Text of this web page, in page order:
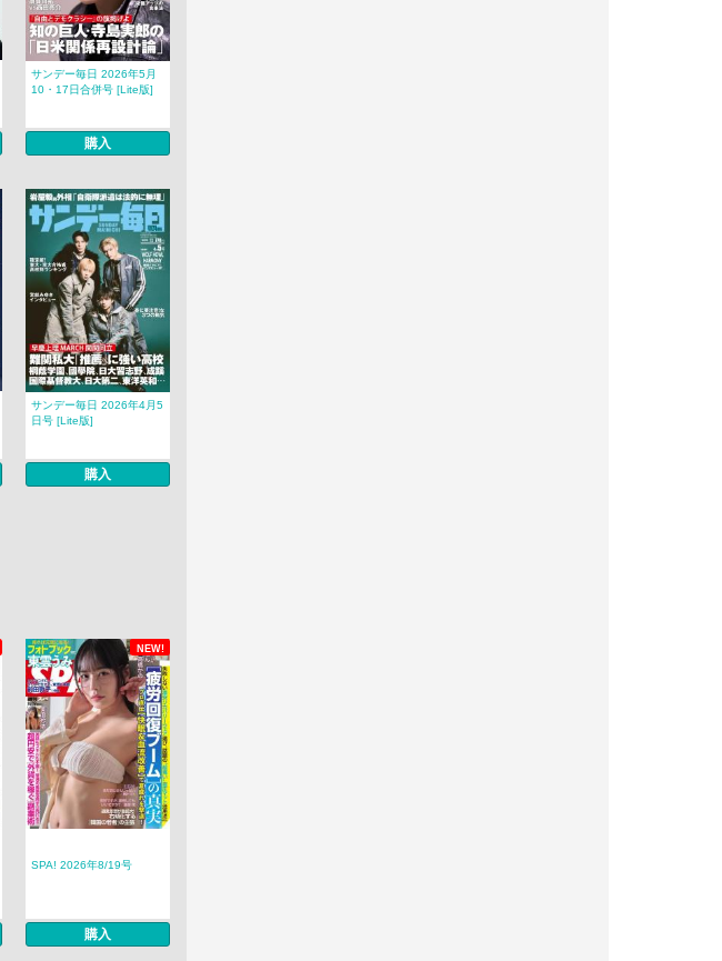
サンデー毎日 2026年5月
10・17日合併号 [Lite版]
購入
サンデー毎日 2026年4月5
日号 [Lite版]
購入
NEW!
SPA! 2026年8/19号
購入